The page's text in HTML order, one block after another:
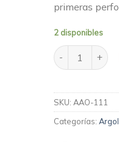
primeras
2 disponibles
Argollas Greta
SKU: AAO-111
Categorías: